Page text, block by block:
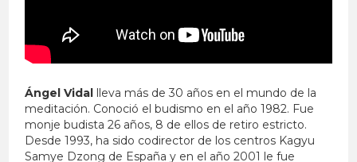
Ángel Vidal lleva más de 30 años en el mundo de la
meditación. Conoció el budismo en el año 1982. Fue
monje budista 26 años, 8 de ellos de retiro estricto.
Desde 1993, ha sido codirector de los centros Kagyu
Samye Dzong de España y en el año 2001 le fue